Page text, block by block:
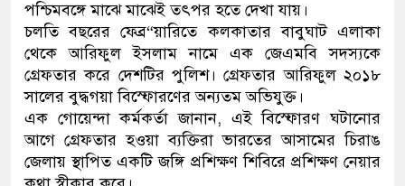
পশ্চিমবঙ্গে মাঝে মাঝেই তৎপর হতে দেখা যায়।
চলতি বছরের ফেব্র“য়ারিতে কলকাতার বাবুঘাট এলাকা
থেকে আরিফুল ইসলাম নামে এক জেএমবি সদস্যকে
গ্রেফতার করে দেশটির পুলিশ। গ্রেফতার আরিফুল ২০১৮
সালের বুদ্ধগয়া বিস্ফোরণের অন্যতম অভিযুক্ত।
এক গোয়েন্দা কর্মকর্তা জানান, এই বিস্ফোরণ ঘটানোর
আগে গ্রেফতার হওয়া ব্যক্তিরা ভারতের আসামের চিরাঙ
জেলায় স্থাপিত একটি জঙ্গি প্রশিক্ষণ শিবিরে প্রশিক্ষণ নেয়ার